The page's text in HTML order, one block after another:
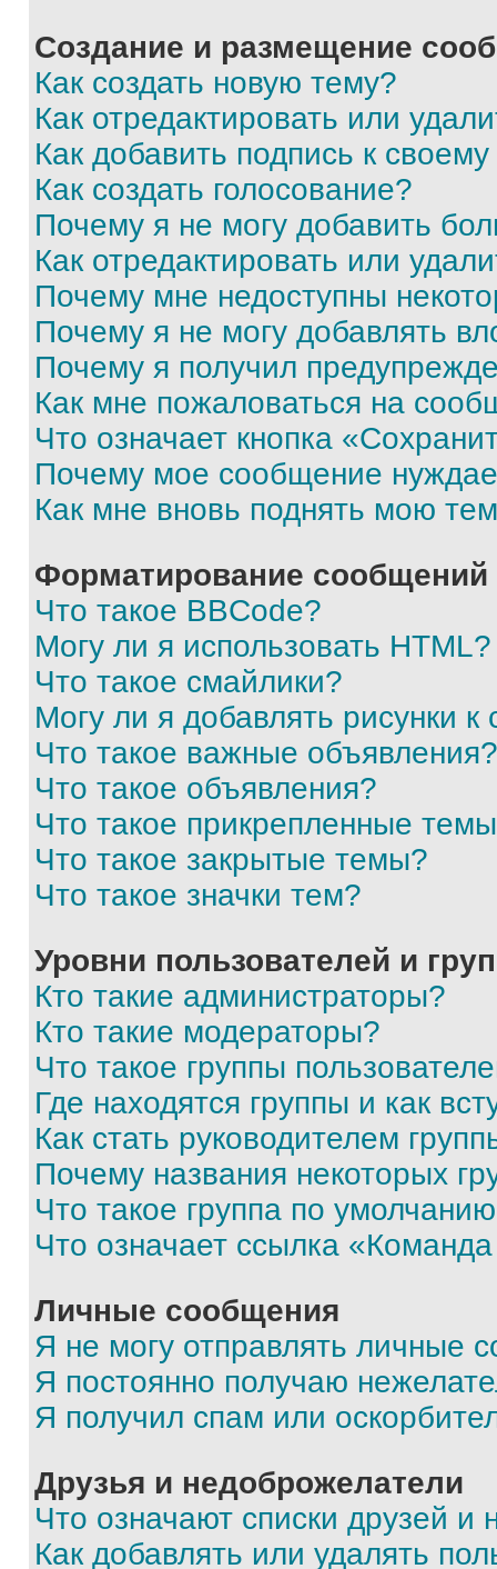
Создание и размещение
Как создать новую тему?
Как отредактировать или
Как добавить подпись к
Как создать голосование?
Почему я не могу добавить
Как отредактировать или
Почему мне недоступны
Почему я не могу добавлять
Почему я получил
Как мне пожаловаться на
Что означает кнопка
Почему мое сообщение
Как мне вновь поднять мою
Форматирование
Что такое BBCode?
Могу ли я использовать HTML?
Что такое смайлики?
Могу ли я добавлять рисунки
Что такое важные объявления?
Что такое объявления?
Что такое прикрепленные
Что такое закрытые темы?
Что такое значки тем?
Уровни пользователей и
Кто такие администраторы?
Кто такие модераторы?
Что такое группы
Где находятся группы и как
Как стать руководителем
Почему названия некоторых
Что такое группа по
Что означает ссылка
Личные сообщения
Я не могу отправлять личные
Я постоянно получаю
Я получил спам или
Друзья и недоброжелатели
Что означают списки друзей и
Как добавлять или удалять